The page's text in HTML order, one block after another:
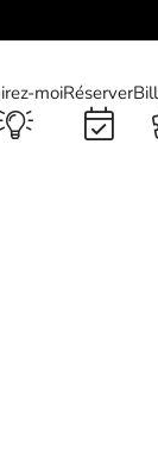
moiRéserver